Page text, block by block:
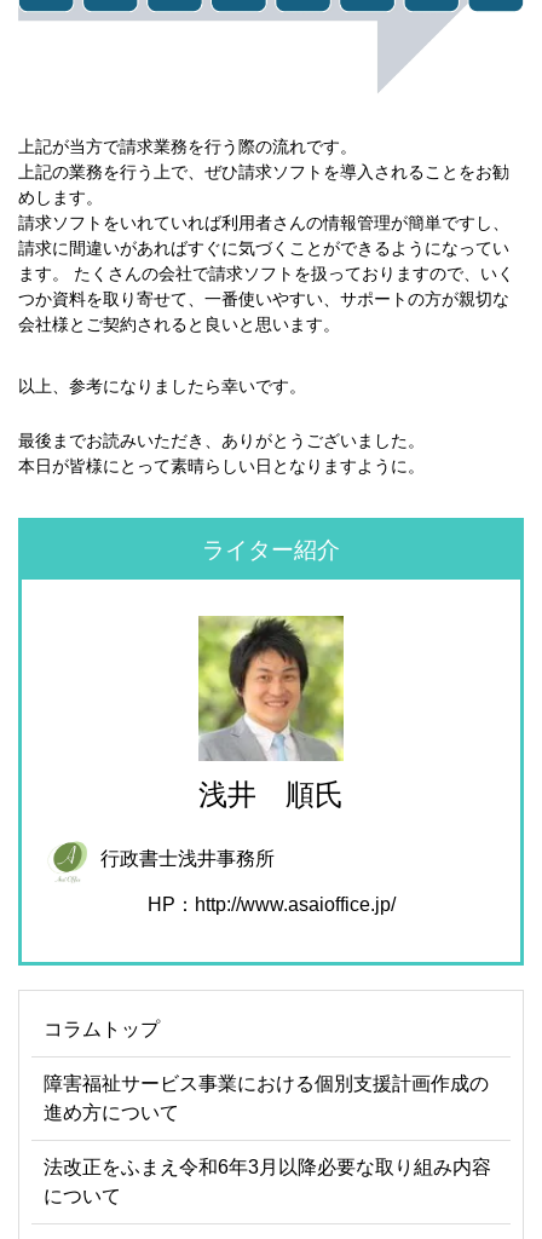
上記が当方で請求業務を行う際の流れです。
上記の業務を行う上で、ぜひ請求ソフトを導入されることをお勧
めします。
請求ソフトをいれていれば利用者さんの情報管理が簡単ですし、
請求に間違いがあればすぐに気づくことができるようになってい
ます。 たくさんの会社で請求ソフトを扱っておりますので、いく
つか資料を取り寄せて、一番使いやすい、サポートの方が親切な
会社様とご契約されると良いと思います。
以上、参考になりましたら幸いです。
最後までお読みいただき、ありがとうございました。
本日が皆様にとって素晴らしい日となりますように。
ライター紹介
浅井 順氏
行政書士浅井事務所
HP： http://www.asaioffice.jp/
コラムトップ
障害福祉サービス事業における個別支援計画作成の
進め方について
法改正をふまえ令和6年3月以降必要な取り組み内容
について